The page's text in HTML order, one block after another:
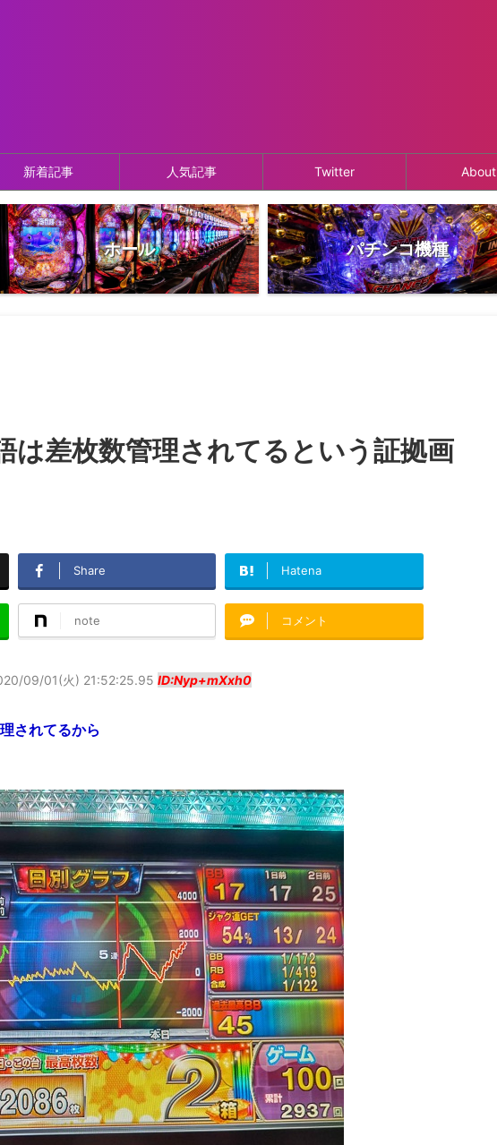
新着記事 人気記事 Twitter About
ホール パチンコ機種
は差枚数管理されてるという証拠画
Share Hatena
note コメント
09/01(火) 21:52:25.95 ID:Nyp+mXxh0
されてるから